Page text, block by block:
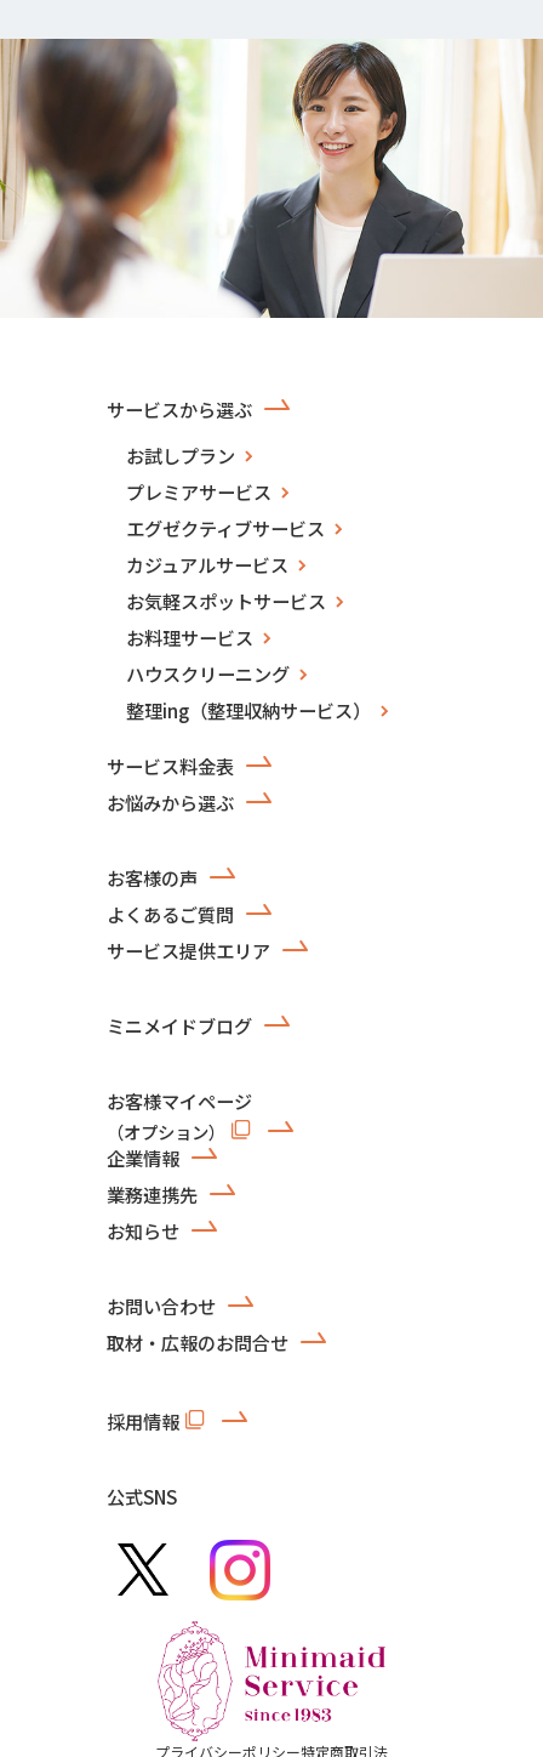
サービスから選ぶ
お試しプラン
プレミアサービス
エグゼクティブサービス
カジュアルサービス
お気軽スポットサービス
お料理サービス
ハウスクリーニング
整理ing（整理収納サービス）
サービス料金表
お悩みから選ぶ
お客様の声
よくあるご質問
サービス提供エリア
ミニメイドブログ
お客様マイページ
（オプション）
企業情報
業務連携先
お知らせ
お問い合わせ
取材・広報のお問合せ
採用情報
公式SNS
プライバシーポリシー特定商取引法